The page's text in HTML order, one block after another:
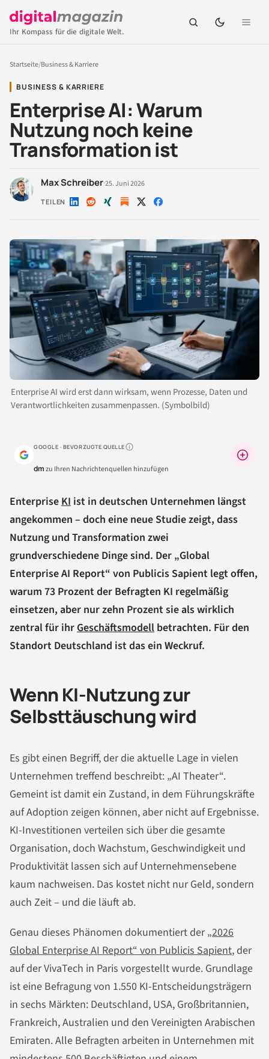
Ihr Kompass für die digitale Welt.
Startseite/Business & Karriere
BUSINESS & KARRIERE
Enterprise AI: Warum
Nutzung noch keine
Transformation ist
Max Schreiber·25. Juni 2026
TEILEN Auf Auf Auf Auf Auf
Enterprise AI wird erst dann wirksam, wenn Prozesse, Daten und
Verantwortlichkeiten zusammenpassen. (Symbolbild)
GOOGLE · BEVORZUGTE QUELLEWarum lohnt sich das?
dmzu Ihren Nachrichtenquellen hinzufügen
Enterprise KI ist in deutschen Unternehmen längst
angekommen – doch eine neue Studie zeigt, dass
Nutzung und Transformation zwei
grundverschiedene Dinge sind. Der „Global
Enterprise AI Report“ von Publicis Sapient legt offen,
warum 73 Prozent der Befragten KI regelmäßig
einsetzen, aber nur zehn Prozent sie als wirklich
zentral für ihr Geschäftsmodell betrachten. Für den
Standort Deutschland ist das ein Weckruf.
Wenn KI-Nutzung zur
Selbsttäuschung wird
Es gibt einen Begriff, der die aktuelle Lage in vielen
Unternehmen treffend beschreibt: „AI Theater“.
Gemeint ist damit ein Zustand, in dem Führungskräfte
auf Adoption zeigen können, aber nicht auf Ergebnisse.
KI-Investitionen verteilen sich über die gesamte
Organisation, doch Wachstum, Geschwindigkeit und
Produktivität lassen sich auf Unternehmensebene
kaum nachweisen. Das kostet nicht nur Geld, sondern
auch Zeit – und die läuft ab.
Genau dieses Phänomen dokumentiert der„2026
Global Enterprise AI Report“ von Publicis Sapient, der
auf der VivaTech in Paris vorgestellt wurde. Grundlage
ist eine Befragung von 1.550 KI-Entscheidungsträgern
in sechs Märkten: Deutschland, USA, Großbritannien,
Frankreich, Australien und den Vereinigten Arabischen
Emiraten. Alle Befragten arbeiten in Unternehmen mit